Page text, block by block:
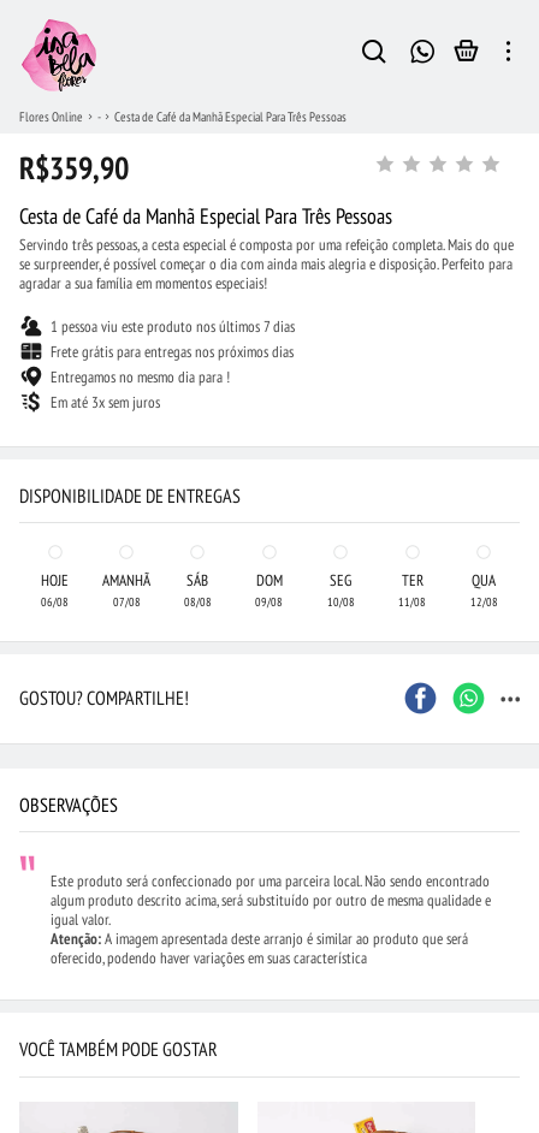
Flores Online - Cesta de Café da Manhã Especial Para Três Pessoas
R$359,90
Cesta de Café da Manhã Especial Para Três Pessoas
Servindo três pessoas, a cesta especial é composta por uma refeição completa. Mais do que
se surpreender, é possível começar o dia com ainda mais alegria e disposição. Perfeito para
agradar a sua família em momentos especiais!
1 pessoa viu este produto nos últimos 7 dias
Frete grátis para entregas nos próximos dias
Entregamos no mesmo dia para !
Em até 3x sem juros
DISPONIBILIDADE DE ENTREGAS
HOJE
06/08
AMANHÃ
07/08
SÁB
08/08
DOM
09/08
SEG
10/08
TER
11/08
QUA
12/08
GOSTOU? COMPARTILHE! ...
OBSERVAÇÕES
Este produto será confeccionado por uma parceira local. Não sendo encontrado
algum produto descrito acima, será substituído por outro de mesma qualidade e
igual valor.
Atenção:A imagem apresentada deste arranjo é similar ao produto que será
oferecido, podendo haver variações em suas característica
VOCÊ TAMBÉM PODE GOSTAR